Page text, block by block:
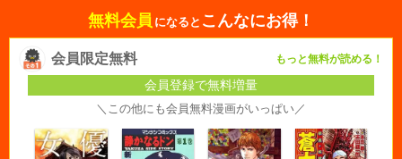
無料会員 になると こんなにお得！
会員限定無料 もっと無料が読める！
会員登録で無料増量
＼この他にも会員無料漫画がいっぱい／